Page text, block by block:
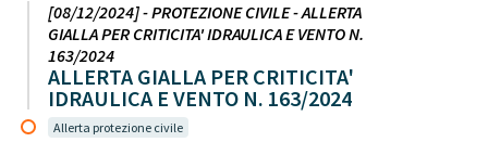
[08/12/2024] - PROTEZIONE CIVILE - ALLERTA
GIALLA PER CRITICITA' IDRAULICA E VENTO N.
163/2024
ALLERTA GIALLA PER CRITICITA'
IDRAULICA E VENTO N. 163/2024
Allerta protezione civile